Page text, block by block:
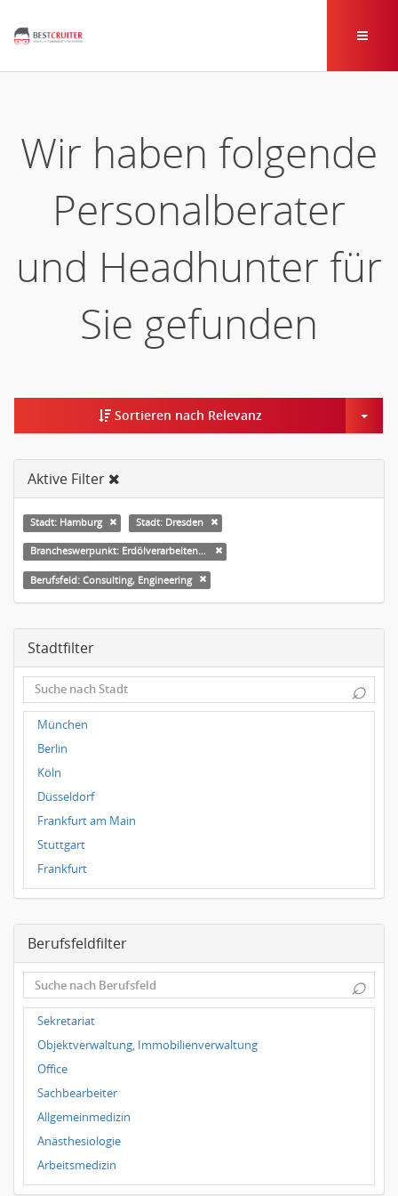
Wir haben folgende
Personalberater
und Headhunter für
Sie gefunden
Sortieren nach Relevanz
Aktive Filter
Stadt: Hamburg Stadt: Dresden
Brancheswerpunkt: Erdölverarbeitende Industrie
Berufsfeld: Consulting, Engineering
Stadtfilter
⌕
München
Berlin
Köln
Düsseldorf
Frankfurt am Main
Stuttgart
Frankfurt
Magdeburg
Dortmund
Wuppertal
Hallbergmoos
Würzburg
Grünwald
Ulm
Bielefeld
Hannover
Duisburg
Berufsfeldfilter
⌕
Sekretariat
Objektverwaltung, Immobilienverwaltung
Office
Sachbearbeiter
Allgemeinmedizin
Anästhesiologie
Arbeitsmedizin
Augenheilkunde